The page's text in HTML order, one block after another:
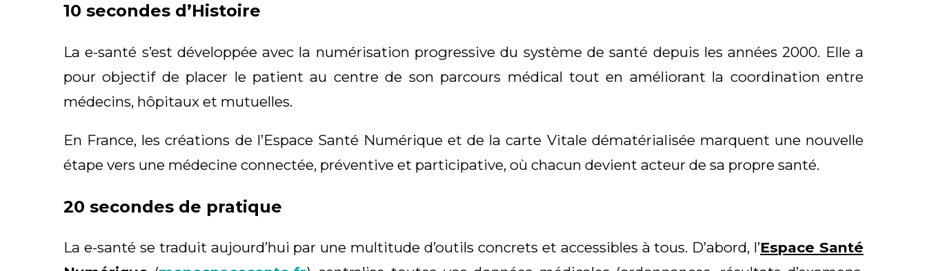
10 secondes d’Histoire
La e-santé s’est développée avec la numérisation progressive du système de santé depuis les années 2000. Elle a
pour objectif de placer le patient au centre de son parcours médical tout en améliorant la coordination entre
médecins, hôpitaux et mutuelles.
En France, les créations de l’Espace Santé Numérique et de la carte Vitale dématérialisée marquent une nouvelle
étape vers une médecine connectée, préventive et participative, où chacun devient acteur de sa propre santé.
20 secondes de pratique
La e-santé se traduit aujourd’hui par une multitude d’outils concrets et accessibles à tous. D’abord, l’Espace Santé